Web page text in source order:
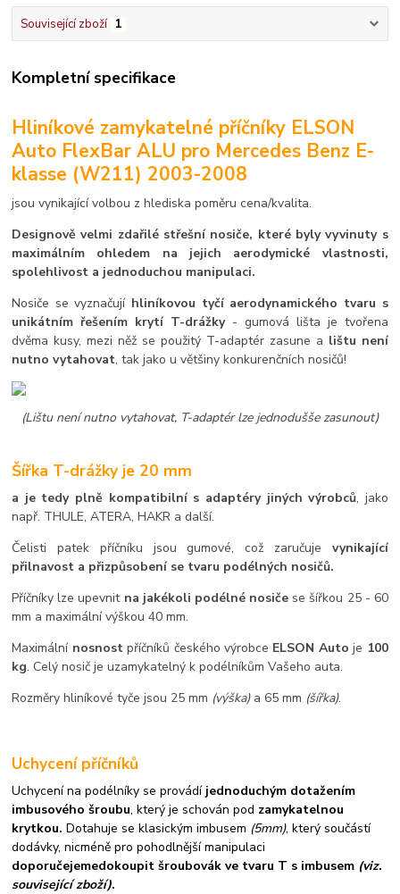
Související zboží 1
Kompletní specifikace
Hliníkové zamykatelné příčníky ELSON
Auto FlexBar ALU pro Mercedes Benz E-
klasse (W211) 2003-2008
jsou vynikající volbou z hlediska poměru cena/kvalita.
Designově velmi zdařilé střešní nosiče, které byly vyvinuty s
maximálním ohledem na jejich aerodymické vlastnosti,
spolehlivost a jednoduchou manipulaci.
Nosiče se vyznačují hliníkovou tyčí aerodynamického tvaru s
unikátním řešením krytí T-drážky- gumová lišta je tvořena
dvěma kusy, mezi něž se použitý T-adaptér zasune a lištu není
nutno vytahovat, tak jako u většiny konkurenčních nosičů!
(Lištu není nutno vytahovat, T-adaptér lze jednodušše zasunout)
Šířka T-drážky je 20 mm
a je tedy plně kompatibilní s adaptéry jiných výrobců, jako
např. THULE, ATERA, HAKR a další.
Čelisti patek příčníku jsou gumové, což zaručuje vynikající
přilnavost a přizpůsobení se tvaru podélných nosičů.
Příčníky lze upevnit na jakékoli podélné nosiče se šířkou 25 - 60
mm a maximální výškou 40 mm.
Maximální nosnostpříčníků českého výrobce ELSON Autoje 100
kg. Celý nosič je uzamykatelný k podélníkům Vašeho auta.
Rozměry hliníkové tyče jsou 25 mm (výška)a 65 mm (šířka).
Uchycení příčníků
Uchycení na podélníky se provádí jednoduchým dotažením
imbusového šroubu, který je schován pod zamykatelnou
krytkou.Dotahuje se klasickým imbusem (5mm), který součástí
dodávky, nicméně pro pohodlnější manipulaci
doporučejemedokoupit šroubovák ve tvaru T s imbusem (viz.
související zboží).